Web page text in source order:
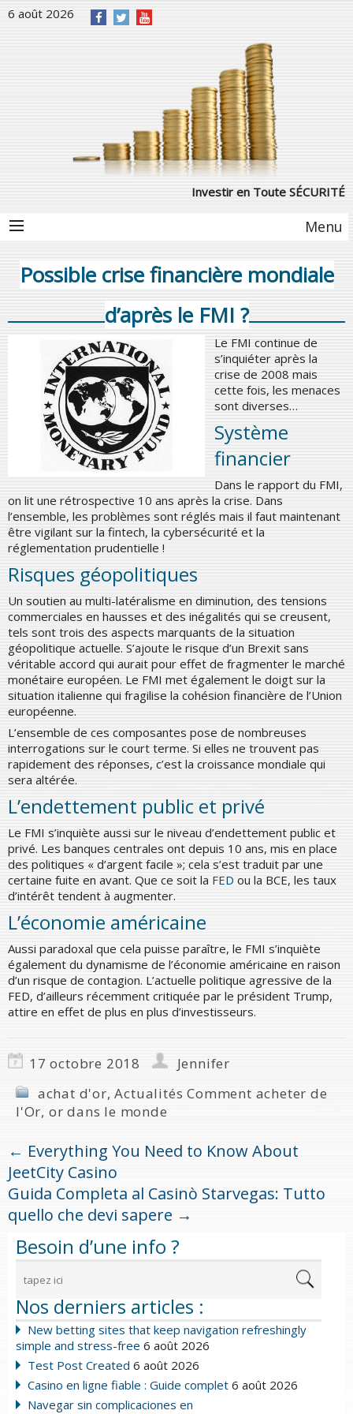
6 août 2026
Investir en Toute SÉCURITÉ
Menu
Possible crise financière mondiale
d’après le FMI ?
Le FMI continue de
s’inquiéter après la
crise de 2008 mais
cette fois, les menaces
sont diverses…
Système
financier
Dans le rapport du FMI,
on lit une rétrospective 10 ans après la crise. Dans
l’ensemble, les problèmes sont réglés mais il faut maintenant
être vigilant sur la fintech, la cybersécurité et la
réglementation prudentielle !
Risques géopolitiques
Un soutien au multi-latéralisme en diminution, des tensions
commerciales en hausses et des inégalités qui se creusent,
tels sont trois des aspects marquants de la situation
géopolitique actuelle. S’ajoute le risque d’un Brexit sans
véritable accord qui aurait pour effet de fragmenter le marché
monétaire européen. Le FMI met également le doigt sur la
situation italienne qui fragilise la cohésion financière de l’Union
européenne.
L’ensemble de ces composantes pose de nombreuses
interrogations sur le court terme. Si elles ne trouvent pas
rapidement des réponses, c’est la croissance mondiale qui
sera altérée.
L’endettement public et privé
Le FMI s’inquiète aussi sur le niveau d’endettement public et
privé. Les banques centrales ont depuis 10 ans, mis en place
des politiques « d’argent facile »; cela s’est traduit par une
certaine fuite en avant. Que ce soit la FED ou la BCE, les taux
d’intérêt tendent à augmenter.
L’économie américaine
Aussi paradoxal que cela puisse paraître, le FMI s’inquiète
également du dynamisme de l’économie américaine en raison
d’un risque de contagion. L’actuelle politique agressive de la
FED, d’ailleurs récemment critiquée par le président Trump,
attire en effet de plus en plus d’investisseurs.
17 octobre 2018
Jennifer
achat d'or,Actualités Comment acheter de
l'Or, or dans le monde
← Everything You Need to Know About
JeetCity Casino
Guida Completa al Casinò Starvegas: Tutto
quello che devi sapere →
Besoin d’une info ?
Nos derniers articles :
New betting sites that keep navigation refreshingly
simple and stress-free 6 août 2026
Test Post Created 6 août 2026
Casino en ligne fiable : Guide complet 6 août 2026
Navegar sin complicaciones en